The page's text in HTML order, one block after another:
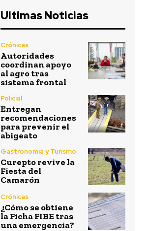
Ultimas Noticias
Crónicas
Autoridades
coordinan apoyo
al agro tras
sistema frontal
Policial
Entregan
recomendaciones
para prevenir el
abigeato
Gastronomía y Turismo
Curepto revive la
Fiesta del
Camarón
Crónicas
¿Cómo se obtiene
la Ficha FIBE tras
una emergencia?